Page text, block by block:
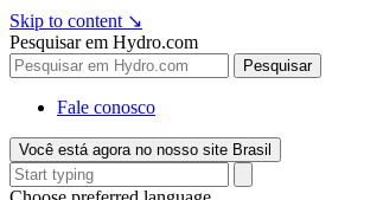
Skip to content ↘
Pesquisar em Hydro.com
Pesquisar
Fale conosco
Você está agora no nosso site Brasil